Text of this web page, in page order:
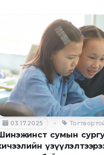
03.17.2025
сумын